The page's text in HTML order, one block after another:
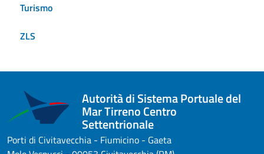
Turismo
ZLS
Autorità di Sistema Portuale del
Mar Tirreno Centro
Settentrionale
Porti di Civitavecchia - Fiumicino - Gaeta